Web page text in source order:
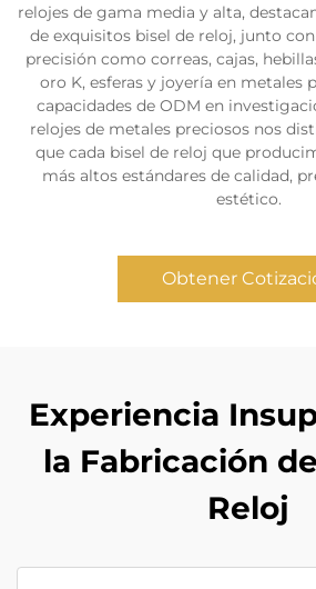
relojes de gama media y alta,
de exquisitos bisel de reloj, junto
precisión como correas, cajas,
oro K, esferas y joyería en metales
capacidades de ODM en
relojes de metales preciosos nos
que cada bisel de reloj que
más altos estándares de calidad,
estético.
Obtener
Experiencia
la Fabricación
Reloj